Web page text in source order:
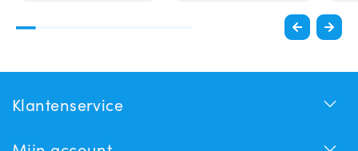
Klantenservice